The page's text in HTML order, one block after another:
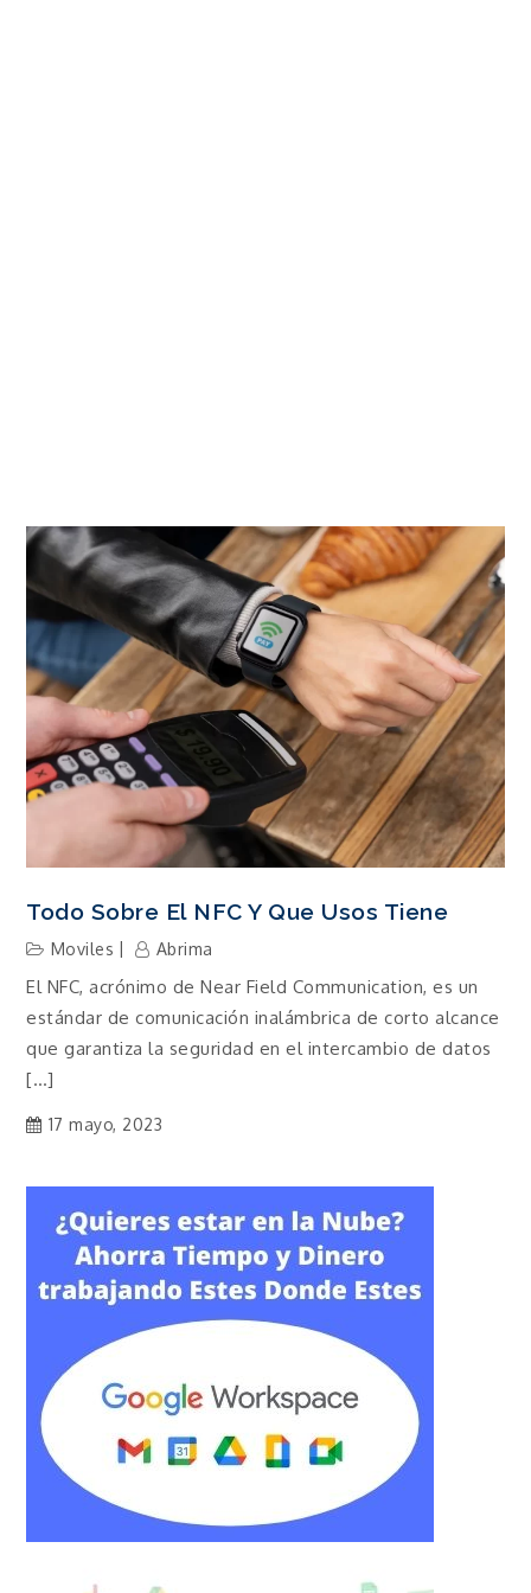
Todo Sobre El NFC Y Que Usos Tiene
Moviles Abrima
El NFC, acrónimo de Near Field Communication, es un
estándar de comunicación inalámbrica de corto alcance
que garantiza la seguridad en el intercambio de datos
[…]
17 mayo, 2023